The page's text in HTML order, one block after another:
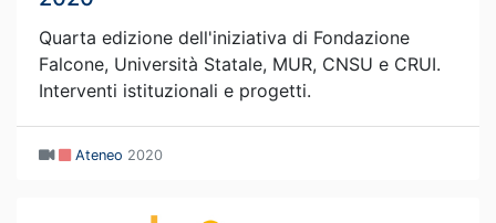
Quarta edizione dell'iniziativa di Fondazione
Falcone, Università Statale, MUR, CNSU e CRUI.
Interventi istituzionali e progetti.
Ateneo 2020